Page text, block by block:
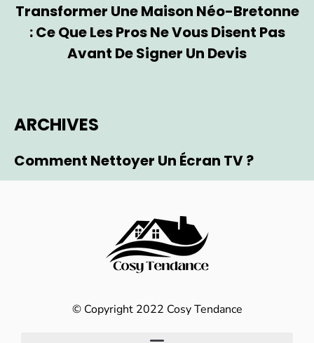
Transformer Une Maison Néo-Bretonne
: Ce Que Les Pros Ne Vous Disent Pas
Avant De Signer Un Devis
ARCHIVES
Comment Nettoyer Un Écran TV ?
© Copyright 2022 Cosy Tendance